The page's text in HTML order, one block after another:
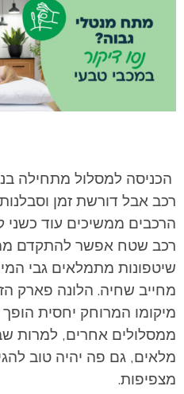
הכניסה למסלול מתחילה
רכב אבל דורשת זמן
הרכבים ממשיכים עוד כשני
רכב שטח אפשר להתקדם
שיטפונות מתמלאים גבי
מחייב שחיה. הלונה פארק
מיקומו המרוחק יחסית
ממסלולים אחרים, למרות
מלאים, גם פה יהיה טוב
מצפיפות.